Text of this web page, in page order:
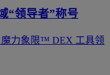
“领导者”称号
魔力象限™ DEX 工具领